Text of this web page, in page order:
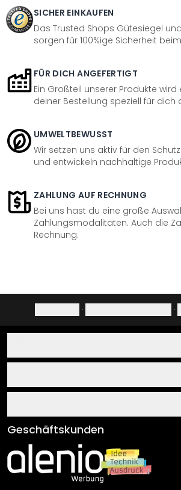
SICHER EINKAUFEN
Das Trusted Shops Gütesiegel
sorgen für 100%ige Sicherheit
FÜR DICH ANGEFERTIGT
Ein Großteil unserer Produkte
deiner Bestellung speziell für dich
UMWELTBEWUSST
Wir setzen uns aktiv für den
und entwickeln nachhaltige
ZAHLUNG AUF RECHNUNG
Bei uns hast du eine große
Zahlungsmodalitäten. Auch die
Rechnung.
· ·
Über uns
Klebe- und Montageanleitungen
Newsletter An-/Abmeldung
Sendungsverfolgung
AGB
Impressum
Versand & Zahlung
Geschäftskunden